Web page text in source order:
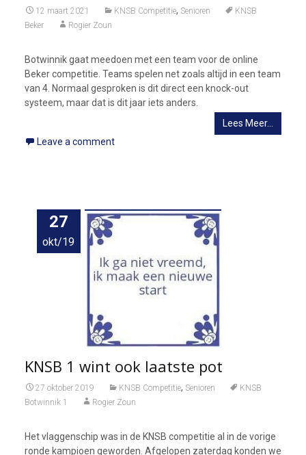
12 maart 2021 KNSB Competitie, Senioren
KNSB
Beker
Rogier Zoun
Botwinnik gaat meedoen met een team voor de online
Beker competitie. Teams spelen net zoals altijd in een team
van 4. Normaal gesproken is dit direct een knock-out
systeem, maar dat is dit jaar iets anders.
Lees Meer…
Leave a comment
27
okt/19
KNSB 1 wint ook laatste pot
27 oktober 2019 KNSB Competitie, Senioren
KNSB
Botwinnik 1
Rogier Zoun
Het vlaggenschip was in de KNSB competitie al in de vorige
ronde kampioen geworden. Afgelopen zaterdag konden we